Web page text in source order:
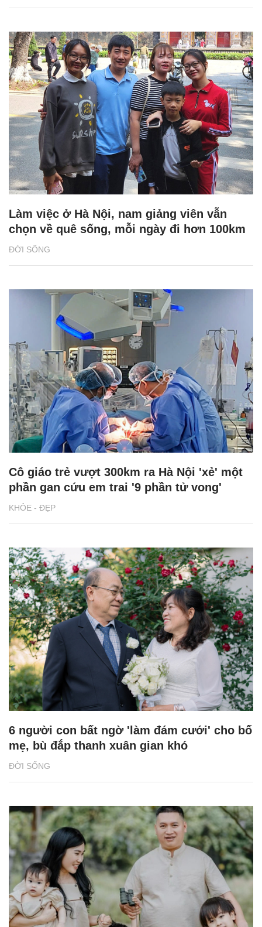
ĐỜI SỐNG
Làm việc ở Hà Nội, nam giảng viên vẫn
chọn về quê sống, mỗi ngày đi hơn 100km
KHỎE - ĐẸP
Cô giáo trẻ vượt 300km ra Hà Nội 'xẻ' một
phần gan cứu em trai '9 phần tử vong'
ĐỜI SỐNG
6 người con bất ngờ 'làm đám cưới' cho bố
mẹ, bù đắp thanh xuân gian khó